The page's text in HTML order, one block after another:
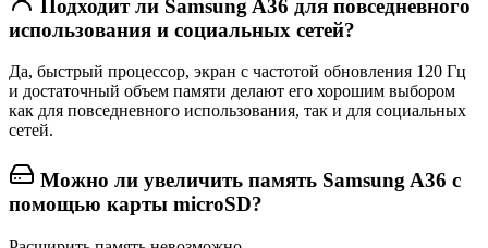
Подходит ли Samsung A36 для повседневного
использования и социальных сетей?
Да, быстрый процессор, экран с частотой обновления 120 Гц
и достаточный объем памяти делают его хорошим выбором
как для повседневного использования, так и для социальных
сетей.
Можно ли увеличить память Samsung A36 с
помощью карты microSD?